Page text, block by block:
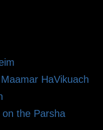
HaVikuach
the Parsha